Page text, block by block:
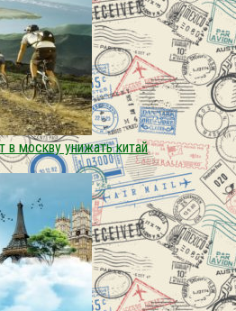
москву унижать китай